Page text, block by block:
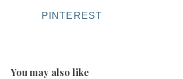
PINTEREST
You may also like